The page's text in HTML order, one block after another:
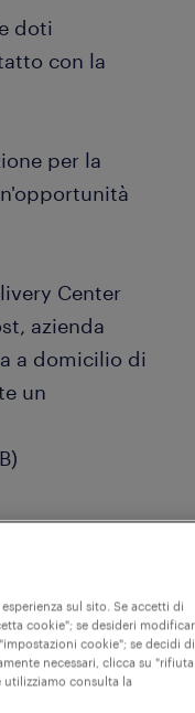
doti
con la
per la
Center
azienda
a domicilio di
un
Inserimento con
e Servizi
sul sito. Se accetti di
cookie"; se desideri
cookie"; se decidi di
necessari, clicca su "rifiuta
utilizziamo consulta la